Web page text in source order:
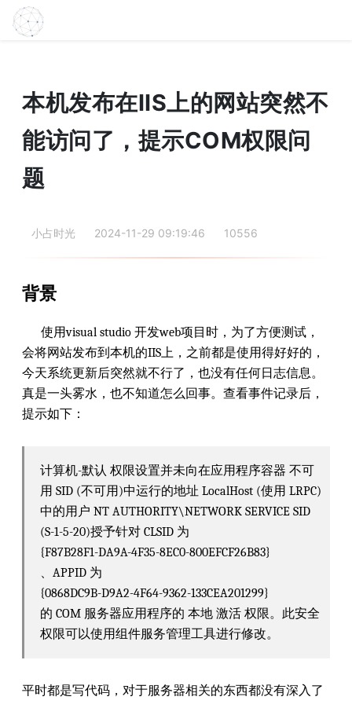
本机发布在IIS上的网站突然不
能访问了，提示COM权限问
题
小占时光 2024-11-29 09:19:46 10556
背景
使用visual studio 开发web项目时，为了方便测试，
会将网站发布到本机的IIS上，之前都是使用得好好的，
今天系统更新后突然就不行了，也没有任何日志信息。
真是一头雾水，也不知道怎么回事。查看事件记录后，
提示如下：
计算机-默认 权限设置并未向在应用程序容器 不可
用 SID (不可用)中运行的地址 LocalHost (使用 LRPC)
中的用户 NT AUTHORITY\NETWORK SERVICE SID
(S-1-5-20)授予针对 CLSID 为
{F87B28F1-DA9A-4F35-8EC0-800EFCF26B83}
、APPID 为
{0868DC9B-D9A2-4F64-9362-133CEA201299}
的 COM 服务器应用程序的 本地 激活 权限。此安全
权限可以使用组件服务管理工具进行修改。
平时都是写代码，对于服务器相关的东西都没有深入了